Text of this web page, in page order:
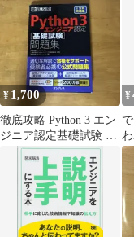
¥ 1,700
徹底攻略 Python 3 エン
ジニア認定基礎試験 問
題集
¥